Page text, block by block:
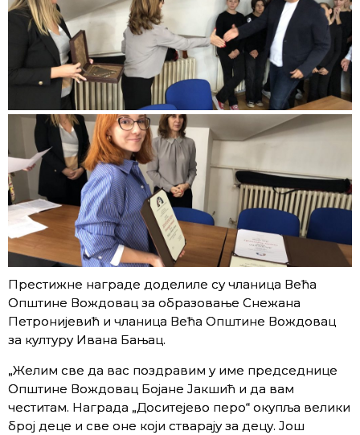
Престижне награде доделиле су чланица Већа
Општине Вождовац за образовање Снежана
Петронијевић и чланица Већа Општине Вождовац
за културу Ивана Бањац.
„Желим све да вас поздравим у име председнице
Општине Вождовац Бојане Јакшић и да вам
честитам. Награда „Доситејево перо“ окупља велики
број деце и све оне који стварају за децу. Још